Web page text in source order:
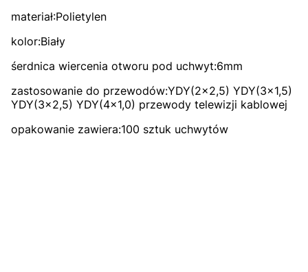
materiał:Polietylen
kolor:Biały
śerdnica wiercenia otworu pod uchwyt:6mm
zastosowanie do przewodów:YDY(2x2,5) YDY(3x1,5)
YDY(3x2,5) YDY(4x1,0) przewody telewizji kablowej
opakowanie zawiera:100 sztuk uchwytów